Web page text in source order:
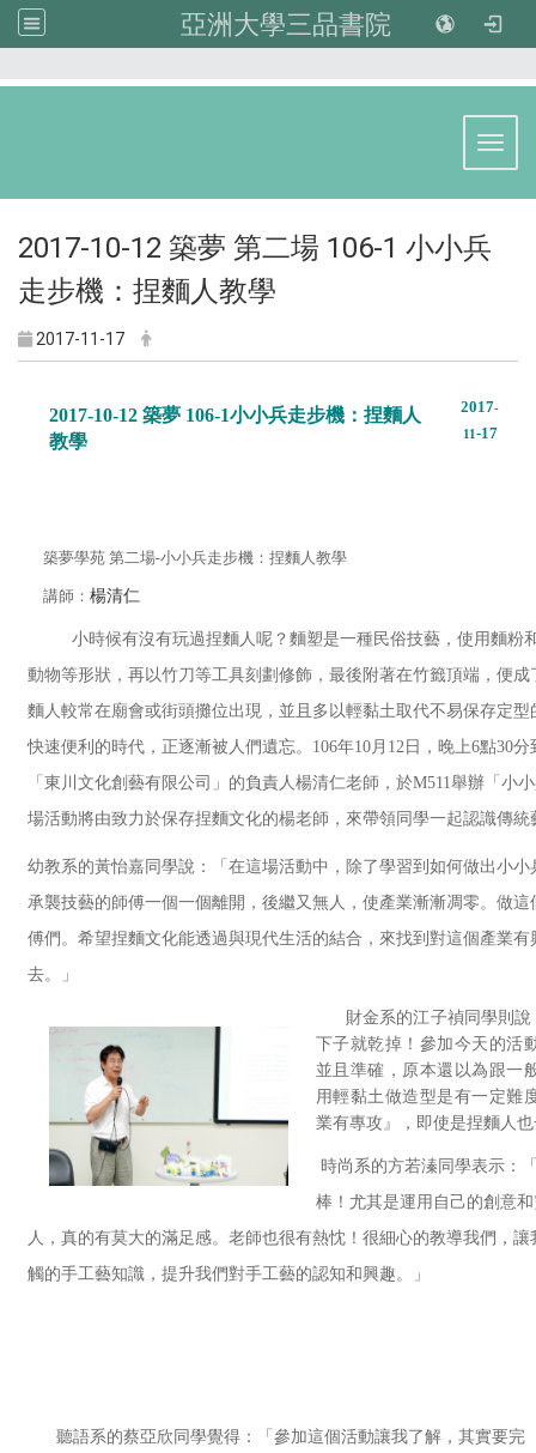
亞洲大學三品書院
2017-10-12 築夢 第二場 106-1 小小兵
走步機：捏麵人教學
2017-11-17
2017-10-12 築夢 106-1小小兵走步機：捏麵人
教學
2017-
11 -17
築夢學苑 第二場-小小兵走步機：捏麵人教學
講師 ： 楊清仁
小時候有沒有玩過捏麵人呢？麵塑是一種民俗技藝，使用麵粉
動物等形狀，再以竹刀等工具刻劃修飾，最後附著在竹籤頂端，便
麵人較常在廟會或街頭攤位出現，並且多以輕黏土取代不易保存定
快速便利的時代，正逐漸被人們遺忘。106年10月12日，晚上6點30
「東川文化創藝有限公司」的負責人楊清仁老師，於M511舉辦「小
場活動將由致力於保存捏麵文化的楊老師，來帶領同學一起認識傳統
幼教系的黃怡嘉同學說：「在這場活動中，除了學習到如何做出小
承襲技藝的師傅一個一個離開，後繼又無人，使產業漸漸凋零。做
傅們。希望捏麵文化能透過與現代生活的結合，來找到對這個產業
去。」
財金系的江子禎同學則說
下子就乾掉！參加今天的活
並且準確，原本還以為跟一
用輕黏土做造型是有一定難
業有專攻』，即使是捏麵人
時尚系的方若溱同學表示：
棒！尤其是運用自己的創意
人，真的有莫大的滿足感。老師也很有熱忱！很細心的教導我們，
觸的手工藝知識，提升我們對手工藝的認知和興趣。」
聽語系的蔡亞欣同學覺得：「參加這個活動讓我了解，其實要完